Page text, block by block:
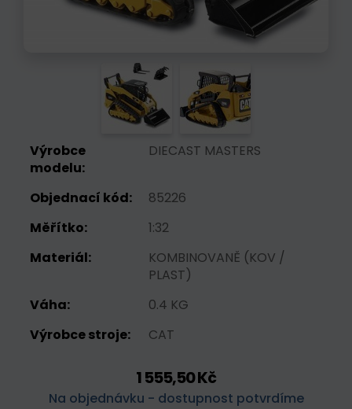
Výrobce
modelu:
DIECAST MASTERS
Objednací kód:
85226
Měřítko:
1:32
Materiál:
KOMBINOVANĚ (KOV /
PLAST)
Váha:
0.4 KG
Výrobce stroje:
CAT
1 555,50 Kč
Na objednávku - dostupnost potvrdíme